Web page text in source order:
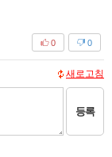
0
0
새로고침
등록